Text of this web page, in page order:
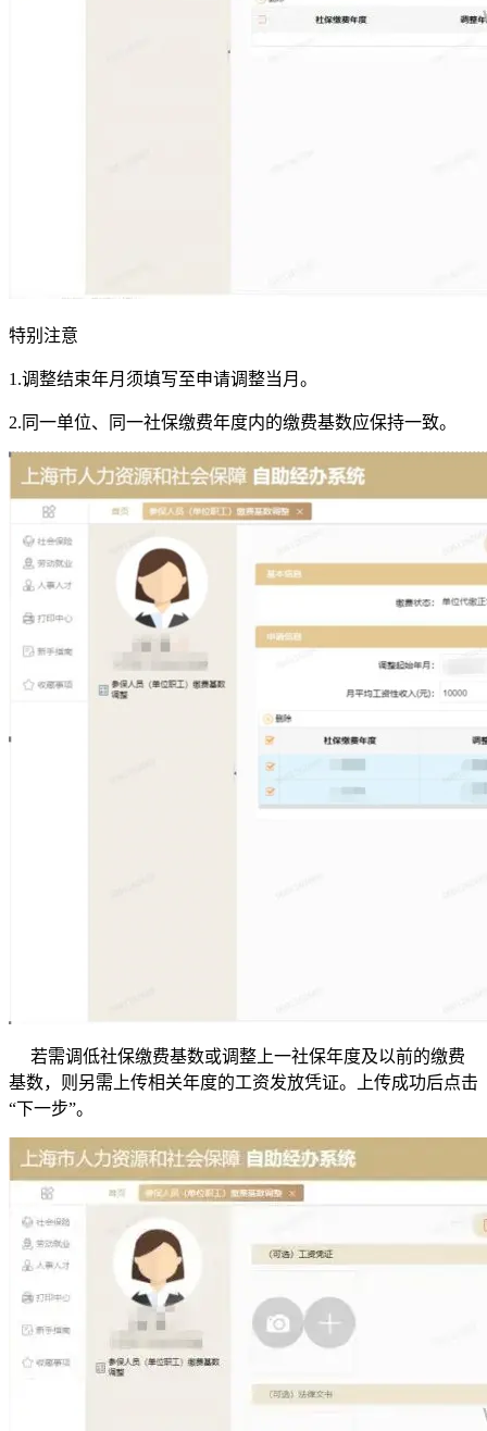
特别注意
1.调整结束年月须填写至申请调整当月。
2.同一单位、同一社保缴费年度内的缴费基数应保持一致。
若需调低社保缴费基数或调整上一社保年度及以前的缴费
基数，则另需上传相关年度的工资发放凭证。上传成功后点击
“下一步”。